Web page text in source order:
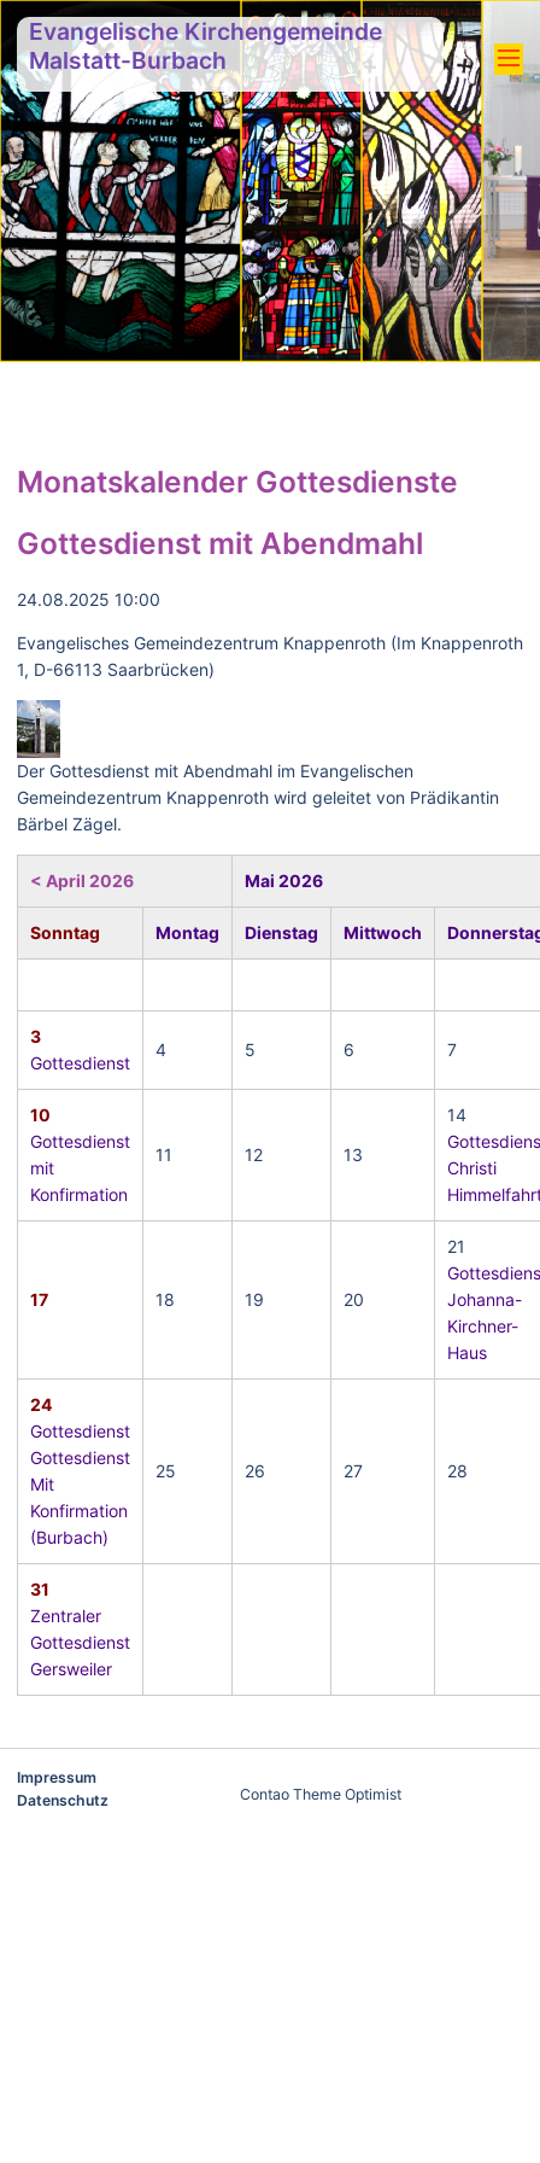
Evangelische Kirchengemeinde
Malstatt-Burbach
Monatskalender Gottesdienste
Gottesdienst mit Abendmahl
24.08.2025 10:00
Evangelisches Gemeindezentrum Knappenroth (Im Knappenroth
1, D-66113 Saarbrücken)
Der Gottesdienst mit Abendmahl im Evangelischen
Gemeindezentrum Knappenroth wird geleitet von Prädikantin
Bärbel Zägel.
< April 2026 Mai 2026
Sonntag Montag Dienstag Mittwoch
3
Gottesdienst
4 5 6 7
10
Gottesdienst
mit
Konfirmation
11 12 13
14
Christi
17 18 19 20
21
Johanna-
Kirchner-
Haus
24
Gottesdienst
Gottesdienst
Mit
Konfirmation
(Burbach)
25 26 27 28
31
Zentraler
Gottesdienst
Gersweiler
Impressum
Datenschutz
Contao Theme Optimist